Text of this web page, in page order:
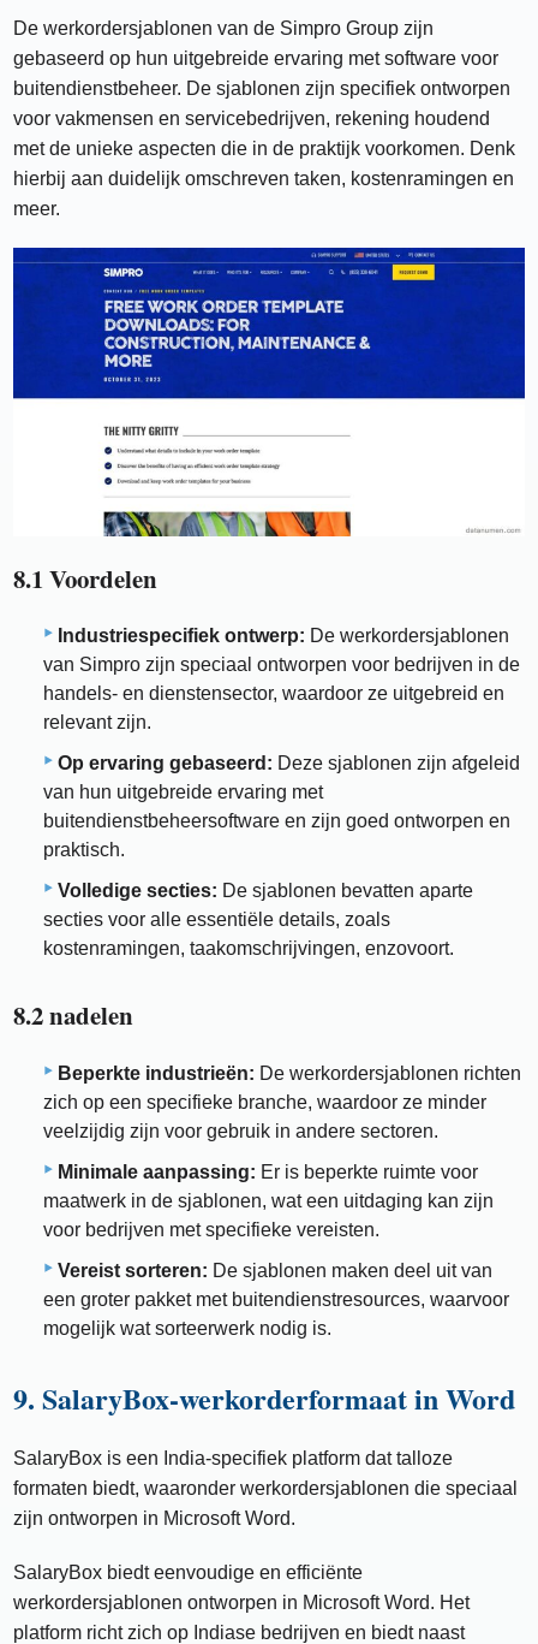
De werkordersjablonen van de Simpro Group zijn
gebaseerd op hun uitgebreide ervaring met software voor
buitendienstbeheer. De sjablonen zijn specifiek ontworpen
voor vakmensen en servicebedrijven, rekening houdend
met de unieke aspecten die in de praktijk voorkomen. Denk
hierbij aan duidelijk omschreven taken, kostenramingen en
meer.
8.1 Voordelen
Industriespecifiek ontwerp: De werkordersjablonen
van Simpro zijn speciaal ontworpen voor bedrijven in de
handels- en dienstensector, waardoor ze uitgebreid en
relevant zijn.
Op ervaring gebaseerd: Deze sjablonen zijn afgeleid
van hun uitgebreide ervaring met
buitendienstbeheersoftware en zijn goed ontworpen en
praktisch.
Volledige secties: De sjablonen bevatten aparte
secties voor alle essentiële details, zoals
kostenramingen, taakomschrijvingen, enzovoort.
8.2 nadelen
Beperkte industrieën: De werkordersjablonen richten
zich op een specifieke branche, waardoor ze minder
veelzijdig zijn voor gebruik in andere sectoren.
Minimale aanpassing: Er is beperkte ruimte voor
maatwerk in de sjablonen, wat een uitdaging kan zijn
voor bedrijven met specifieke vereisten.
Vereist sorteren: De sjablonen maken deel uit van
een groter pakket met buitendienstresources, waarvoor
mogelijk wat sorteerwerk nodig is.
9. SalaryBox-werkorderformaat in Word
SalaryBox is een India-specifiek platform dat talloze
formaten biedt, waaronder werkordersjablonen die speciaal
zijn ontworpen in Microsoft Word.
SalaryBox biedt eenvoudige en efficiënte
werkordersjablonen ontworpen in Microsoft Word. Het
platform richt zich op Indiase bedrijven en biedt naast